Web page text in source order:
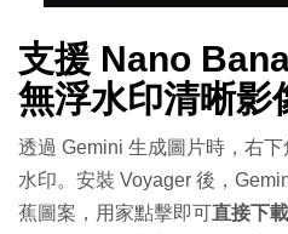
支援 Nano
無浮水印清晰影
透過 Gemini 生成圖片時，右
水印。安裝 Voyager 後，
蕉圖案，用家點擊即可直接下